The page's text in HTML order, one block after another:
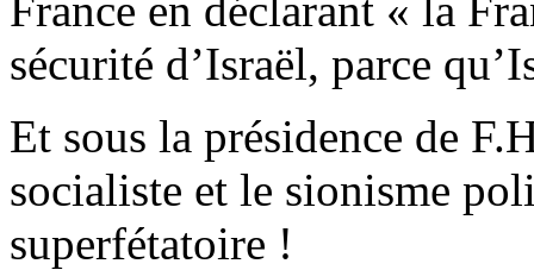
sécurité d’Israël, parce
Et sous la présidence de
socialiste et le sionisme
superfétatoire !